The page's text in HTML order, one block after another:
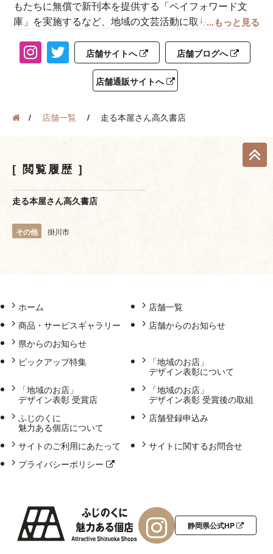
もたちに無償で新刊本を提供する「ペイフォワード文
庫」を実施するなど、地域の文芸活動に取り組んでいま
...もっと見る
店舗サイトへ 店舗ブログへ
店舗通販サイトへ
店舗一覧 走る本屋さん高久書店
閲覧履歴
走る本屋さん高久書店
その他 掛川市
ホーム
店舗一覧
商品・サービスギャラリー
店舗からのお知らせ
県からのお知らせ
ピックアップ特集
「地域のお店」
デザイン表彰について
「地域のお店」
デザイン表彰 受賞店
「地域のお店」
デザイン表彰 受賞後の取組
ふじのくに
魅力ある個店について
店舗登録申込み
サイトのご利用にあたって
サイトに関するお問合せ
プライバシーポリシー
静岡県公式HP